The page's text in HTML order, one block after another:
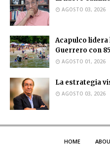
AGOSTO 03, 2026
Acapulco lidera
Guerrero con
AGOSTO 01, 2026
La estrategia
AGOSTO 03, 2026
HOME